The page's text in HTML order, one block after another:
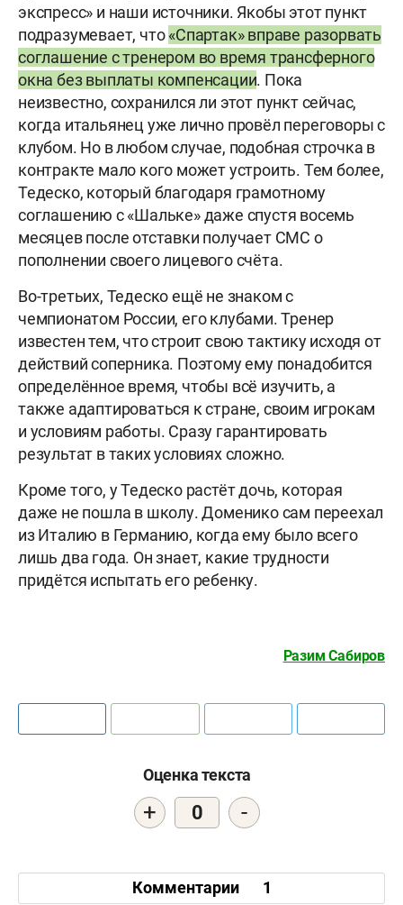
экспресс» и наши источники. Якобы этот пункт
подразумевает, что«Спартак» вправе разорвать
соглашение с тренером во время трансферного
окна без выплаты компенсации. Пока
неизвестно, сохранился ли этот пункт сейчас,
когда итальянец уже лично провёл переговоры с
клубом. Но в любом случае, подобная строчка в
контракте мало кого может устроить. Тем более,
Тедеско, который благодаря грамотному
соглашению с «Шальке» даже спустя восемь
месяцев после отставки получает СМС о
пополнении своего лицевого счёта.
Во-третьих, Тедеско ещё не знаком с
чемпионатом России, его клубами. Тренер
известен тем, что строит свою тактику исходя от
действий соперника. Поэтому ему понадобится
определённое время, чтобы всё изучить, а
также адаптироваться к стране, своим игрокам
и условиям работы. Сразу гарантировать
результат в таких условиях сложно.
Кроме того, у Тедеско растёт дочь, которая
даже не пошла в школу. Доменико сам переехал
из Италию в Германию, когда ему было всего
лишь два года. Он знает, какие трудности
придётся испытать его ребенку.
Разим Сабиров
Оценка текста
+ 0 -
Комментарии 1